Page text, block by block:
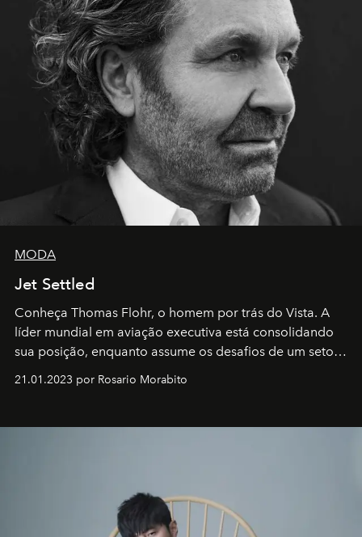
MODA
Jet Settled
Conheça Thomas Flohr, o homem por trás do Vista. A
líder mundial em aviação executiva está consolidando
sua posição, enquanto assume os desafios de um setor
em rápida evolução e redefinindo o conceito de luxo
21.01.2023 por Rosario Morabito